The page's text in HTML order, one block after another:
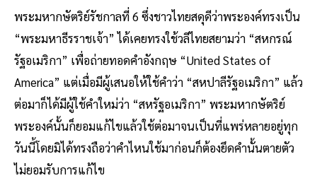
พระมหากษัตริย์รัชกาลที่ 6 ซึ่งชาวไทยสดุดีว่าพระองค์ทรงเป็น
“พระมหาธีรราชเจ้า” ได้เคยทรงใช้วลีไทยสยามว่า “สหกรณ์
รัฐอเมริกา” เพื่อถ่ายทอดคำอังกฤษ “United States of
America” แต่เมื่อมีผู้เสนอให้ใช้คำว่า “สหปาลีรัฐอเมริกา” แล้ว
ต่อมาก็ได้มีผู้ใช้คำใหม่ว่า “สหรัฐอเมริกา” พระมหากษัตริย์
พระองค์นั้นก็ยอมแก้ไขแล้วใช้ต่อมาจนเป็นที่แพร่หลายอยู่ทุก
วันนี้โดยมิได้ทรงถือว่าคำไหนใช้มาก่อนก็ต้องยึดคำนั้นตายตัว
ไม่ยอมรับการแก้ไข